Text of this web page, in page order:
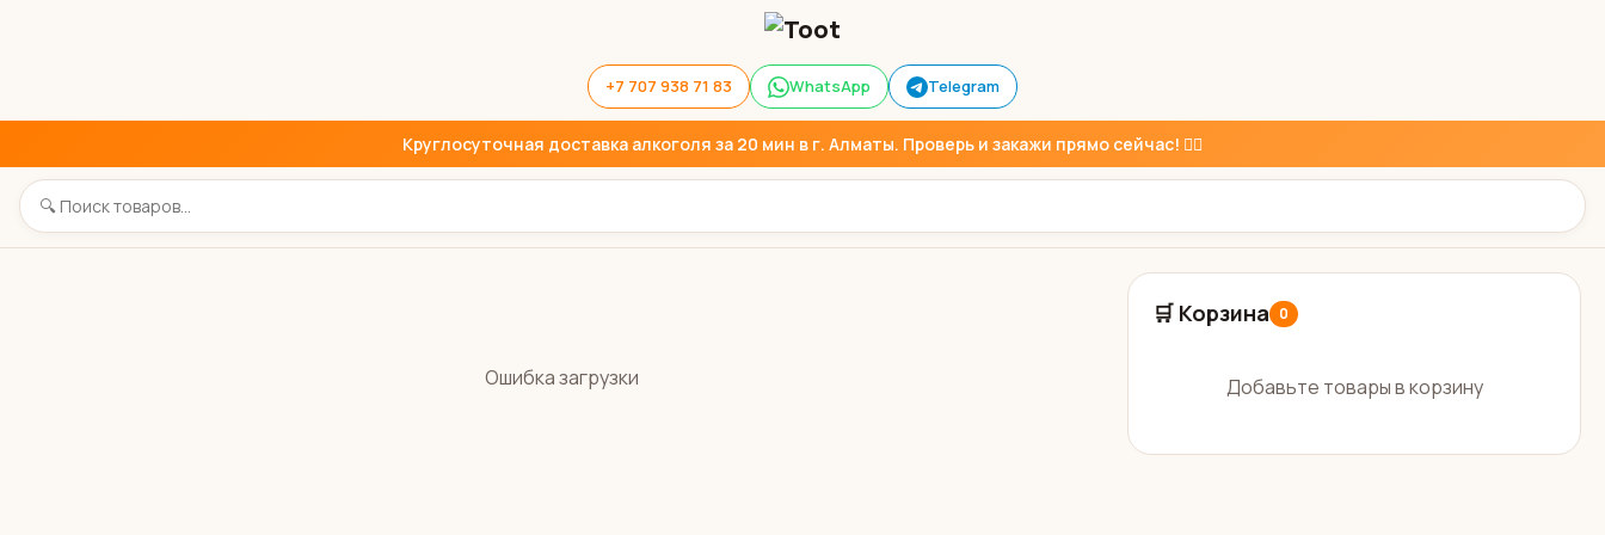
+7 707 938 71 83 WhatsApp Telegram
Круглосуточная доставка алкоголя за 20 мин в г. Алматы. Проверь и закажи прямо сейчас! 👇🏼
Ошибка загрузки
🛒 Корзина 0
Добавьте товары в корзину